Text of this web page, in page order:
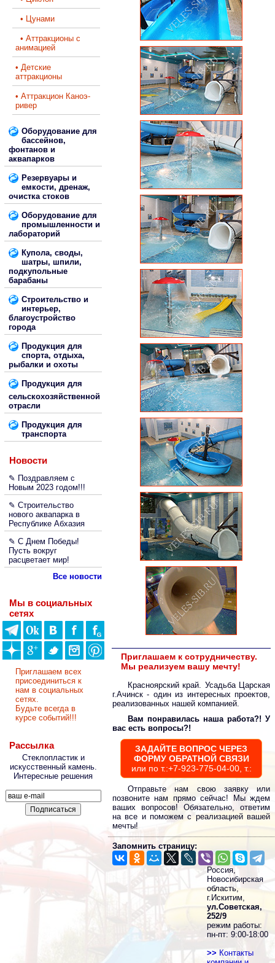
• Цунами
• Аттракционы с
анимацией
• Детские
аттракционы
• Аттракцион Каноэ-
ривер
Оборудование для
бассейнов,
фонтанов и
аквапарков
Резервуары и
емкости, дренаж,
очистка стоков
Оборудование для
промышленности и
лабораторий
Купола, своды,
шатры, шпили,
подкупольные
барабаны
Строительство и
интерьер,
благоустройство
города
Продукция для
спорта, отдыха,
рыбалки и охоты
Продукция для
сельскохозяйственной
отрасли
Продукция для
транспорта
Новости
✎ Поздравляем с
Новым 2023 годом!!!
✎ Строительство
нового аквапарка в
Республике Абхазия
✎ С Днем Победы!
Пусть вокруг
расцветает мир!
Все новости
Мы в социальных
сетях
Приглашаем всех
присоединиться к
нам в социальных
сетях.
Будьте всегда в
курсе событий!!!
Рассылка
Стеклопластик и
искусственный камень.
Интересные решения
Приглашаем к сотрудничеству.
Мы реализуем вашу мечту!
Красноярский край. Усадьба Царская
г.Ачинск - один из интересных проектов,
реализованных нашей компанией.
Вам понравилась наша работа?! У
вас есть вопросы?!
ЗАДАЙТЕ ВОПРОС ЧЕРЕЗ
ФОРМУ ОБРАТНОЙ СВЯЗИ
или по т.:+7-923-775-04-00, т.:
Отправьте нам свою заявку или
позвоните нам прямо сейчас! Мы ждем
ваших вопросов! Обязательно, ответим
на все и поможем с реализацией вашей
мечты!
Запомнить страницу:
Россия,
Новосибирская
область,
г.Искитим,
ул.Советская,
252/9
режим работы:
пн-пт: 9:00-18:00
>> Контакты